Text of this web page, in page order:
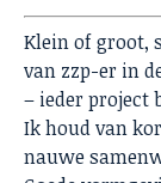
Klein of groot,
van zzp-er in
– ieder project
Ik houd van
nauwe